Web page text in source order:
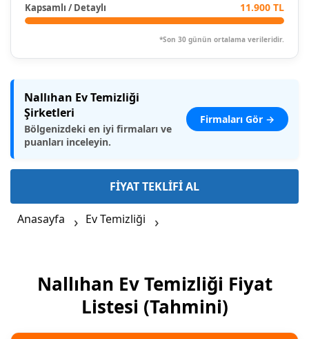
Kapsamlı / Detaylı 11.900 TL
*Son 30 günün ortalama verileridir.
Nallıhan Ev Temizliği
Şirketleri
Bölgenizdeki en iyi firmaları ve
puanları inceleyin.
Firmaları Gör →
FİYAT TEKLİFİ AL
Anasayfa Ev Temizliği
Nallıhan Ev Temizliği Fiyat
Listesi (Tahmini)